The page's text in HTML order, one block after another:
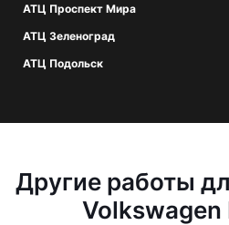
АТЦ Проспект Мира
АТЦ Зеленоград
АТЦ Подольск
Другие работы